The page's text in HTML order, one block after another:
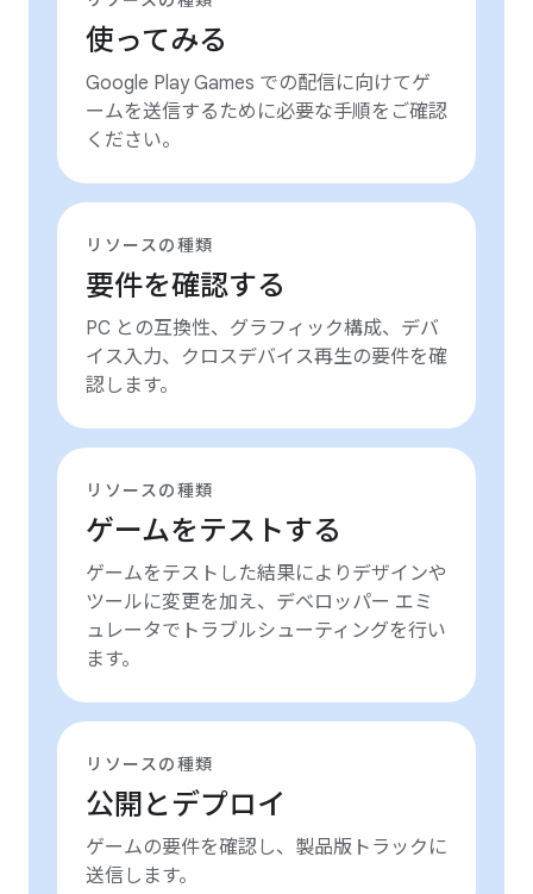
使ってみる
Google Play Games での配信に向けてゲ
ームを送信するために必要な手順をご確認
ください。
リソースの種類
要件を確認する
PC との互換性、グラフィック構成、デバ
イス入力、クロスデバイス再生の要件を確
認します。
リソースの種類
ゲームをテストする
ゲームをテストした結果によりデザインや
ツールに変更を加え、デベロッパー エミ
ュレータでトラブルシューティングを行い
ます。
リソースの種類
公開とデプロイ
ゲームの要件を確認し、製品版トラックに
送信します。